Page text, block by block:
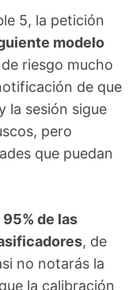
5, la petición
modelo
riesgo mucho
de que
la sesión sigue
pero
que puedan
95% de las
, de
no notarás la
la calibración